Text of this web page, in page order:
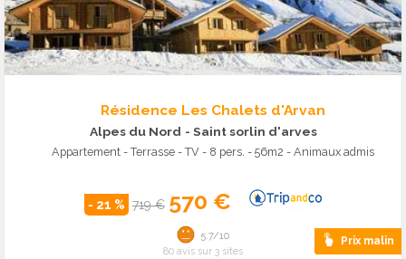
Résidence Les Chalets d'Arvan
Alpes du Nord - Saint sorlin d'arves
Appartement - Terrasse - TV - 8 pers. - 56m2 - Animaux admis
- 21 % 719 € 570 €
Prix malin
5.7/10
80 avis sur 3 sites